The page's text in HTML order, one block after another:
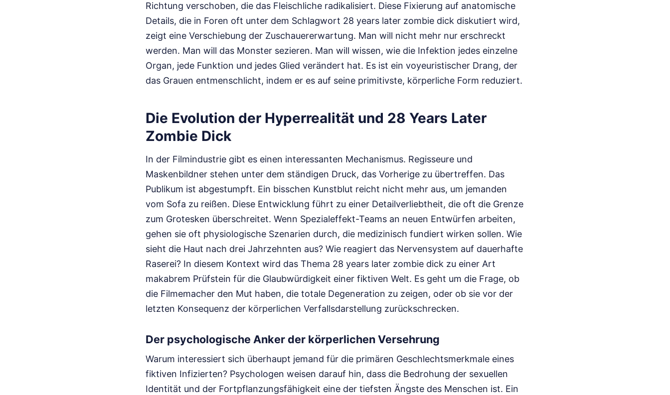
Richtung verschoben, die das Fleischliche radikalisiert. Diese Fixierung auf anatomische
Details, die in Foren oft unter dem Schlagwort 28 years later zombie dick diskutiert wird,
zeigt eine Verschiebung der Zuschauererwartung. Man will nicht mehr nur erschreckt
werden. Man will das Monster sezieren. Man will wissen, wie die Infektion jedes einzelne
Organ, jede Funktion und jedes Glied verändert hat. Es ist ein voyeuristischer Drang, der
das Grauen entmenschlicht, indem er es auf seine primitivste, körperliche Form reduziert.
Die Evolution der Hyperrealität und 28 Years Later
Zombie Dick
In der Filmindustrie gibt es einen interessanten Mechanismus. Regisseure und
Maskenbildner stehen unter dem ständigen Druck, das Vorherige zu übertreffen. Das
Publikum ist abgestumpft. Ein bisschen Kunstblut reicht nicht mehr aus, um jemanden
vom Sofa zu reißen. Diese Entwicklung führt zu einer Detailverliebtheit, die oft die Grenze
zum Grotesken überschreitet. Wenn Spezialeffekt-Teams an neuen Entwürfen arbeiten,
gehen sie oft physiologische Szenarien durch, die medizinisch fundiert wirken sollen. Wie
sieht die Haut nach drei Jahrzehnten aus? Wie reagiert das Nervensystem auf dauerhafte
Raserei? In diesem Kontext wird das Thema 28 years later zombie dick zu einer Art
makabrem Prüfstein für die Glaubwürdigkeit einer fiktiven Welt. Es geht um die Frage, ob
die Filmemacher den Mut haben, die totale Degeneration zu zeigen, oder ob sie vor der
letzten Konsequenz der körperlichen Verfallsdarstellung zurückschrecken.
Der psychologische Anker der körperlichen Versehrung
Warum interessiert sich überhaupt jemand für die primären Geschlechtsmerkmale eines
fiktiven Infizierten? Psychologen weisen darauf hin, dass die Bedrohung der sexuellen
Identität und der Fortpflanzungsfähigkeit eine der tiefsten Ängste des Menschen ist. Ein